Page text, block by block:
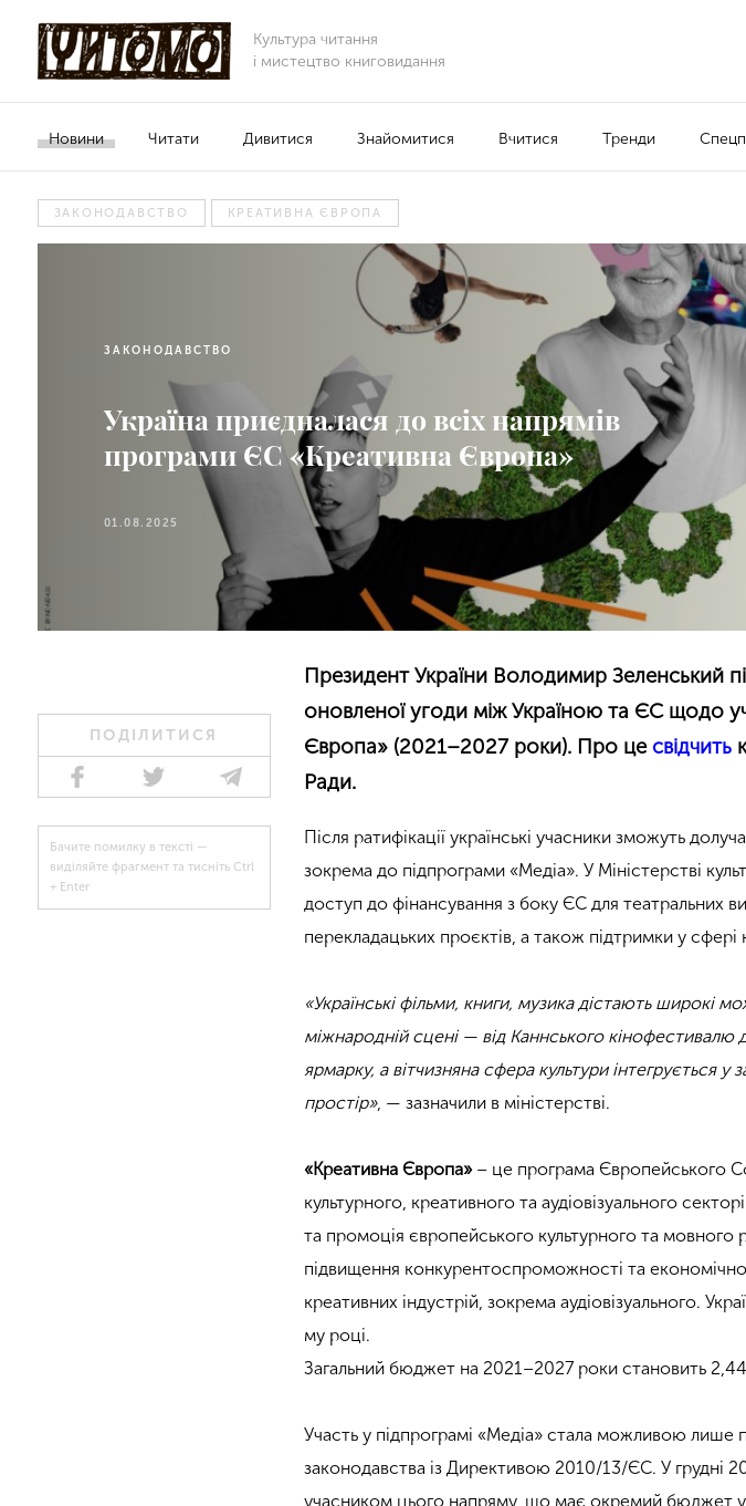
Культура читання
і мистецтво книговидання
Новини Читати Дивитися Знайомитися Вчитися Тренди
ЗАКОНОДАВСТВО КРЕАТИВНА ЄВРОПА
ЗАКОНОДАВСТВО
Україна приєдналася до всіх напрямів
програми ЄС «Креативна Європа»
01.08.2025
ПОДІЛИТИСЯ
Бачите помилку в тексті —
виділяйте фрагмент та тисніть Ctrl
+ Enter
Президент України Володимир Зеленський
оновленої угоди між Україною та ЄС щодо
Європа» (2021–2027 роки). Про цесвідчить
Ради.
Після ратифікації українські учасники зможуть
зокрема до підпрограми «Медіа». У Міністерстві
доступ до фінансування з боку ЄС для театральних
перекладацьких проєктів, а також підтримки у сфері
«Українські фільми, книги, музика дістають широкі
міжнародній сцені — від Каннського
ярмарку, а вітчизняна сфера культури інтегрується у
простір», — зазначили в міністерстві.
«Креативна Європа»– це програма Європейського
культурного, креативного та аудіовізуального
та промоція європейського культурного та мовного
підвищення конкурентоспроможності та
креативних індустрій, зокрема аудіовізуального.
му році.
Загальний бюджет на 2021–2027 роки становить
Участь у підпрограмі «Медіа» стала можливою лише
законодавства із Директивою 2010/13/ЄС. У грудні
учасником цього напряму, що має окремий бюджет у